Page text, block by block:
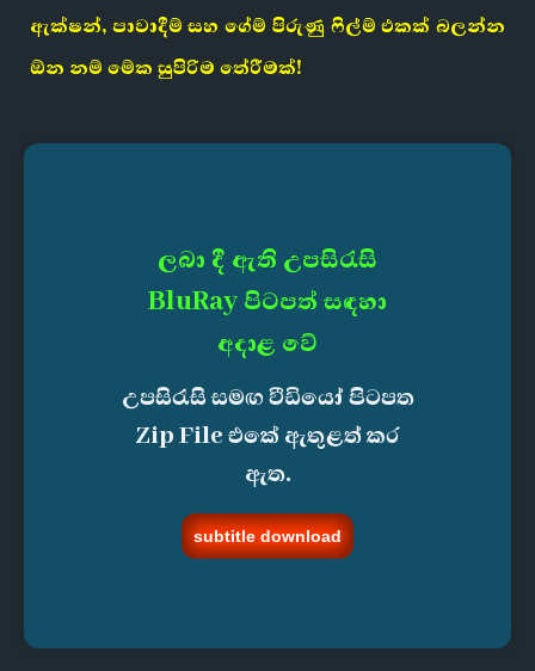
ඇක්ෂන්, පාවාදීම් සහ ගේම් පිරුණු ෆිල්ම් එකක් බලන්න
ඕන නම් මේක සුපිරිම තේරීමක්!
ලබා දී ඇති උපසිරැසි
BluRay පිටපත් සඳහා
අදාළ වේ
උපසිරැසි සමඟ වීඩියෝ පිටපත
Zip File එකේ ඇතුළත් කර
ඇත.
subtitle download